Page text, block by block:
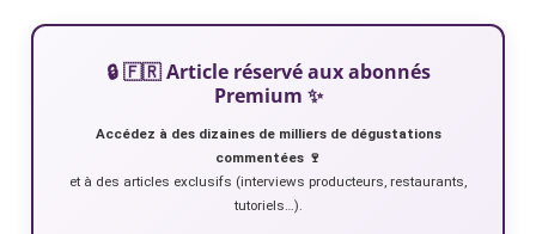
🔒 🇫🇷 Article réservé aux abonnés
Premium ✨
Accédez à des dizaines de milliers de dégustations
commentées 🍷
et à des articles exclusifs (interviews producteurs, restaurants,
tutoriels…).